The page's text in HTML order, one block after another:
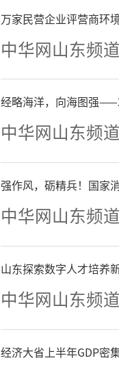
与自然和
远、覃志
5月
西安及秦
委员、民
风活动，
孔维
万家民营企业评营商环
中华网山东频道
经略海洋，向海图强
中华网山东频道
强作风，砺精兵！国
中华网山东频道
山东探索数字人才培
中华网山东频道
经济大省上半年GDP密